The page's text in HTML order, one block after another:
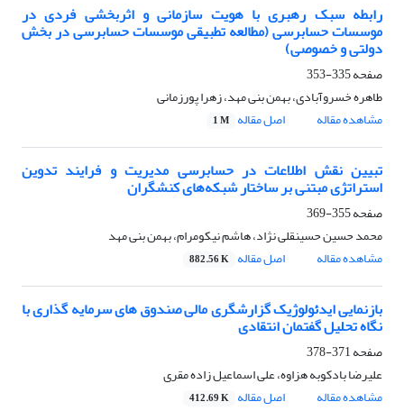
رابطه سبک رهبری با هویت سازمانی و اثربخشی فردی در
موسسات حسابرسی (مطالعه تطبیقی موسسات حسابرسی در بخش
دولتی و خصوصی)
صفحه335-353
طاهره خسروآبادی، بهمن بنی مهد، زهرا پورزمانی
مشاهده مقاله
اصل مقاله 1 M
تبیین نقش اطلاعات در حسابرسی مدیریت و فرایند تدوین
استراتژی مبتنی بر ساختار شبکه‌های کنشگران
صفحه355-369
محمد حسین حسینقلی نژاد، هاشم نیکومرام، بهمن بنی مهد
مشاهده مقاله
اصل مقاله 882.56 K
بازنمایی ایدئولوژیک گزارشگری مالی صندوق های سرمایه گذاری با
نگاه تحلیل گفتمان انتقادی
صفحه371-378
علیرضا بادکوبه هزاوه، علی اسماعیل زاده مقری
مشاهده مقاله
اصل مقاله 412.69 K